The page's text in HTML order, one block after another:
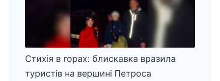
Стихія в горах: блискавка вразила
туристів на вершині Петроса